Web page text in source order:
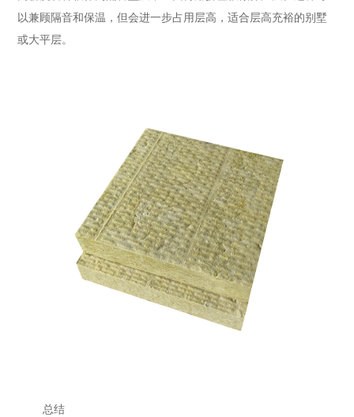
以兼顾隔音和保温，但会进一步占用层高，适合层高充裕的别墅
或大平层。
总结